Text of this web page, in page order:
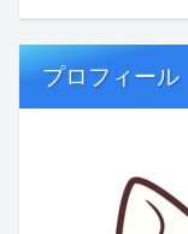
プロフィール